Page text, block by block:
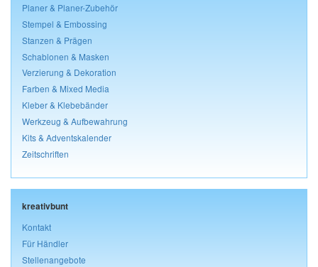
Planer & Planer-Zubehör
Stempel & Embossing
Stanzen & Prägen
Schablonen & Masken
Verzierung & Dekoration
Farben & Mixed Media
Kleber & Klebebänder
Werkzeug & Aufbewahrung
Kits & Adventskalender
Zeitschriften
kreativbunt
Kontakt
Für Händler
Stellenangebote